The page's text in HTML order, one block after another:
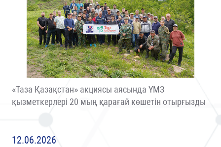
«Таза Қазақстан» акциясы аясында ҮМЗ
қызметкерлері 20 мың қарағай көшетін отырғызды
12.06.2026